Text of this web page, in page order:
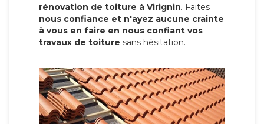
rénovation de toiture à Virignin. Faites
nous confiance et n'ayez aucune crainte
à vous en faire en nous confiant vos
travaux de toiture sans hésitation.